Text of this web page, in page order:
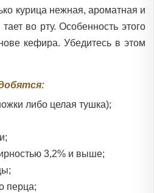
курица нежная, ароматная и
во рту. Особенность этого
кефира. Убедитесь в этом
либо целая тушка);
3,2% и выше;
перца;